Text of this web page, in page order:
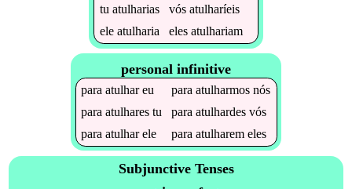
tu atulharias vós atulharíeis
ele atulharia eles atulhariam
personal infinitive
paraatulhareu paraatulharmos nós
paraatulhares tu paraatulhardes vós
paraatulharele paraatulharem eles
Subjunctive Tenses